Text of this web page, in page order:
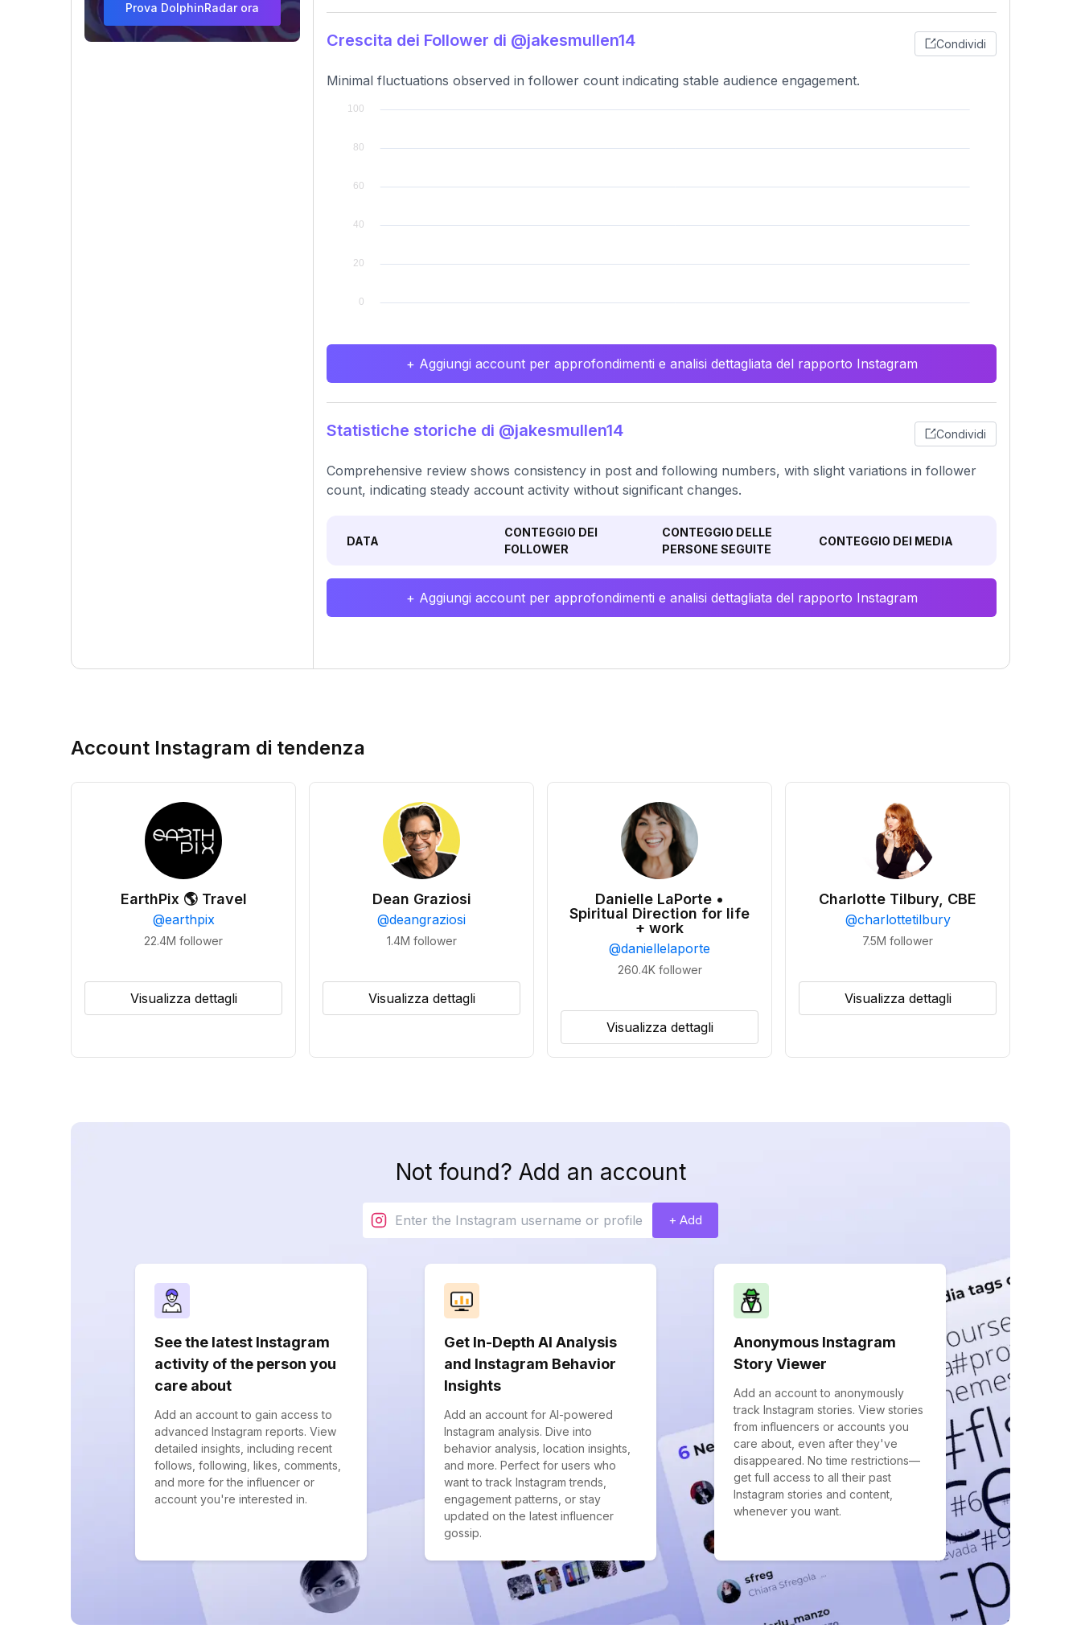
Prova DolphinRadar ora
Crescita dei Follower di @jakesmullen14 Condividi
Minimal fluctuations observed in follower count indicating stable audience engagement.
+ Aggiungi account per approfondimenti e analisi dettagliata del rapporto Instagram
Statistiche storiche di @jakesmullen14 Condividi
Comprehensive review shows consistency in post and following numbers, with slight variations in follower
count, indicating steady account activity without significant changes.
DATA
CONTEGGIO DEI
FOLLOWER
CONTEGGIO DELLE
PERSONE SEGUITE
CONTEGGIO DEI MEDIA
+ Aggiungi account per approfondimenti e analisi dettagliata del rapporto Instagram
Account Instagram di tendenza
EarthPix 🌎 Travel
@earthpix
22.4M follower
Visualizza dettagli
Dean Graziosi
@deangraziosi
1.4M follower
Visualizza dettagli
Danielle LaPorte •
Spiritual Direction for life
+ work
@daniellelaporte
260.4K follower
Visualizza dettagli
Charlotte Tilbury, CBE
@charlottetilbury
7.5M follower
Visualizza dettagli
Not found? Add an account
+ Add
See the latest Instagram
activity of the person you
care about
Add an account to gain access to
advanced Instagram reports. View
detailed insights, including recent
follows, following, likes, comments,
and more for the influencer or
account you're interested in.
Get In-Depth AI Analysis
and Instagram Behavior
Insights
Add an account for AI-powered
Instagram analysis. Dive into
behavior analysis, location insights,
and more. Perfect for users who
want to track Instagram trends,
engagement patterns, or stay
updated on the latest influencer
gossip.
Anonymous Instagram
Story Viewer
Add an account to anonymously
track Instagram stories. View stories
from influencers or accounts you
care about, even after they've
disappeared. No time restrictions—
get full access to all their past
Instagram stories and content,
whenever you want.